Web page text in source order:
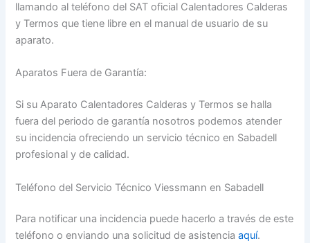
llamando al teléfono del SAT oficial Calentadores Calderas
y Termos que tiene libre en el manual de usuario de su
aparato.
Aparatos Fuera de Garantía:
Si su Aparato Calentadores Calderas y Termos se halla
fuera del periodo de garantía nosotros podemos atender
su incidencia ofreciendo un servicio técnico en Sabadell
profesional y de calidad.
Teléfono del Servicio Técnico Viessmann en Sabadell
Para notificar una incidencia puede hacerlo a través de este
teléfono o enviando una solicitud de asistenciaaquí.